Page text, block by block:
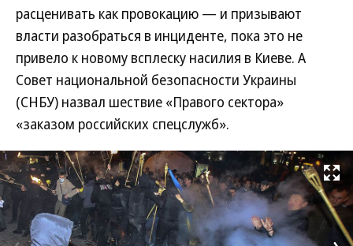
расценивать как провокацию — и призывают
власти разобраться в инциденте, пока это не
привело к новому всплеску насилия в Киеве. А
Совет национальной безопасности Украины
(СНБУ) назвал шествие «Правого сектора»
«заказом российских спецслужб».
Развернуть